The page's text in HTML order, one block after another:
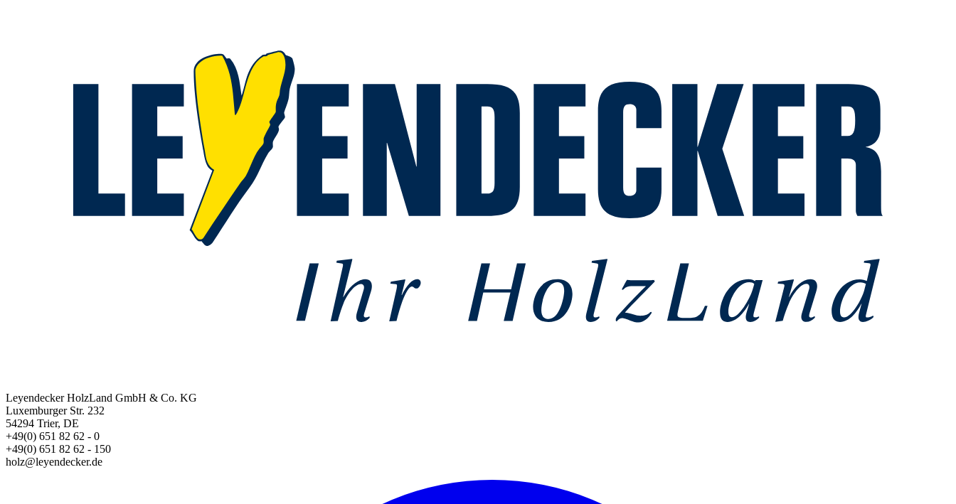
Leyendecker HolzLand GmbH & Co. KG
Luxemburger Str. 232
54294 Trier, DE
+49(0) 651 82 62 - 0
+49(0) 651 82 62 - 150
holz@leyendecker.de